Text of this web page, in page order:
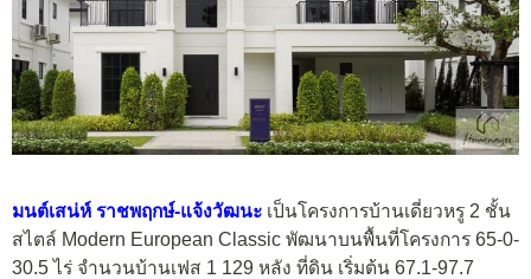
มนต์เสน่ห์ ราชพฤกษ์-แจ้งวัฒนะ เป็นโครงการบ้านเดี่ยวหรู 2 ชั้น
สไตล์ Modern European Classic พัฒนาบนพื้นที่โครงการ 65-0-
30.5 ไร่ จำนวนบ้านเฟส 1 129 หลัง ที่ดิน เริ่มต้น 67.1-97.7